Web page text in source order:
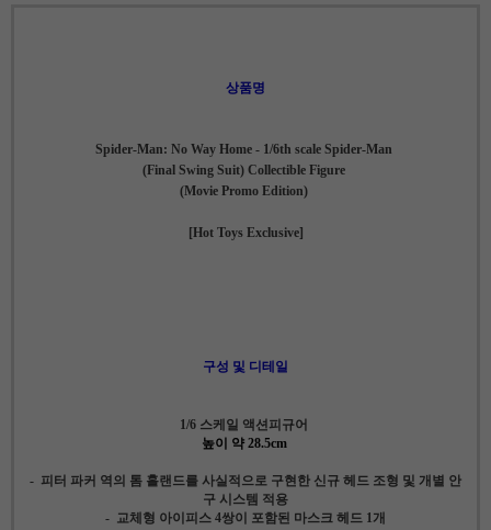
상품명
Spider-Man: No Way Home - 1/6th scale Spider-Man
(Final Swing Suit) Collectible Figure
(Movie Promo Edition)
[Hot Toys Exclusive]
구성 및 디테일
1/6 스케일 액션피규어
높이 약 28.5cm
- 피터 파커 역의 톰 홀랜드를 사실적으로 구현한 신규 헤드 조형 및 개별 안
구 시스템 적용
- 교체형 아이피스 4쌍이 포함된 마스크 헤드 1개